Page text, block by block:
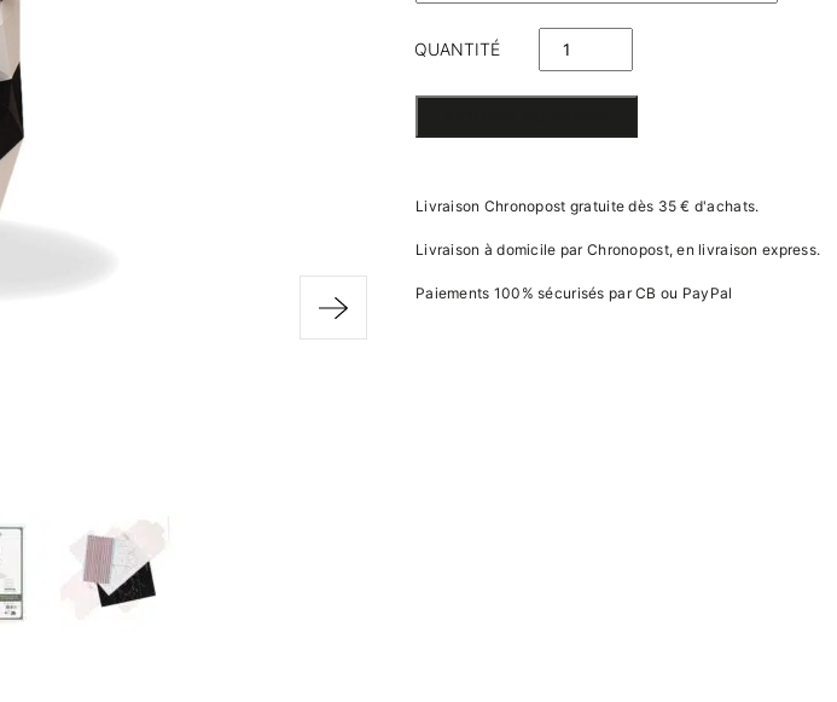
QUANTITÉ
DE
TROPHÉE
Livraison Chronopost gratuite dès 35 € d'achats.
Livraison à domicile par Chronopost, en livraison express.
Paiements 100% sécurisés par CB ou PayPal